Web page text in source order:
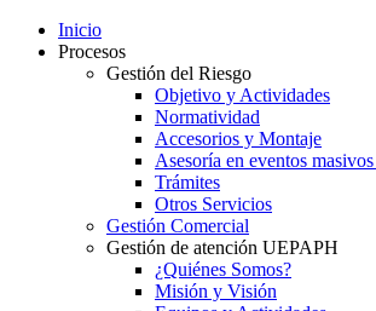
Inicio
Procesos
Gestión del Riesgo
Objetivo y Actividades
Normatividad
Accesorios y Montaje
Asesoría en eventos
Trámites
Otros Servicios
Gestión Comercial
Gestión de atención UEPAPH
¿Quiénes Somos?
Misión y Visión